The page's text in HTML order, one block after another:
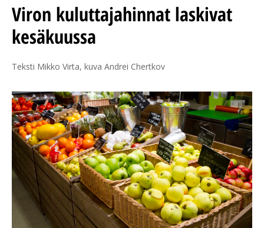
Viron kuluttajahinnat laskivat
kesäkuussa
Teksti Mikko Virta, kuva Andrei Chertkov